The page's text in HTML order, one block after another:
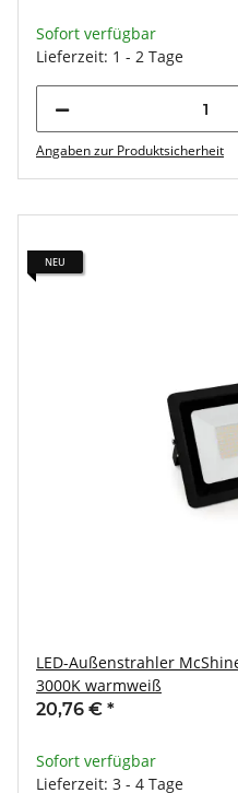
Sofort verfügbar
Lieferzeit: 1 - 2 Tage
Angaben zur Produktsicherheit
NEU
LED-Außenstrahler
3000K warmweiß
20,76 € *
Sofort verfügbar
Lieferzeit: 3 - 4 Tage